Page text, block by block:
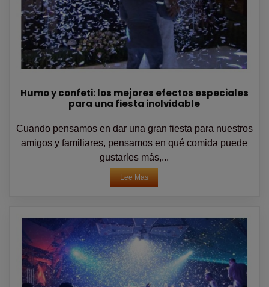
Humo y confeti: los mejores efectos especiales
para una fiesta inolvidable
Cuando pensamos en dar una gran fiesta para nuestros
amigos y familiares, pensamos en qué comida puede
gustarles más,...
Lee Mas